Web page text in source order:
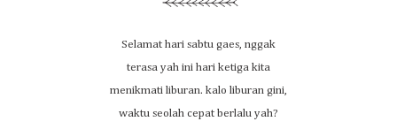
Selamat hari sabtu gaes, nggak
terasa yah ini hari ketiga kita
menikmati liburan. kalo liburan gini,
waktu seolah cepat berlalu yah?